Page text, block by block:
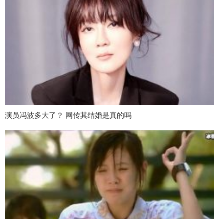
演员冯波多大了？ 网传其结婚是真的吗